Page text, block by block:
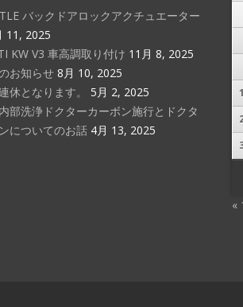
バックドアロックアクチュエーター
11, 2025
KW V3 車高調取り付け 11月 8, 2025
お知らせ 8月 10, 2025
休となります。
5月 2, 2025
部洗浄ドクターカーボン施行とドクタ
についてのお話 4月 13, 2025
«